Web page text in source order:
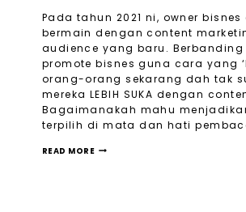
Pada tahun 2021 ni, owner
bermain dengan content
audience yang baru. Berbanding
promote bisnes guna cara yang
orang-orang sekarang dah tak
mereka LEBIH SUKA dengan
Bagaimanakah mahu
terpilih di mata dan hati
READ MORE